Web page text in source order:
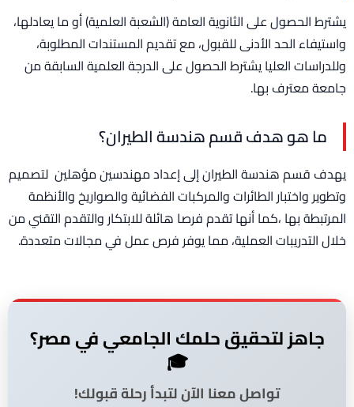
يشترط الحصول على الثانوية العامة (الشعبة العلمية) أو ما يعادلها،
واستيفاء الحد الأدنى للقبول، مع تقديم المستندات المطلوبة،
وللدراسات العليا يشترط الحصول على الدرجة العلمية السابقة من
جامعة معترف بها.
ما هو هدف قسم هندسة الطيران؟
يهدف قسم هندسة الطيران إلى إعداد مهندسين مؤهلين لتصميم
وتطوير واختبار الطائرات والمركبات الفضائية والصواريخ والأنظمة
المرتبطة بها ،كما أنها تقدم فرصا هائلة للابتكار والتقدم التقني من
خلال التدريبات العملية، مما يوفر فرص عمل في مجالات متعددة.
جاهز لتحقيق حلمك الجامعي في مصر؟
🎓
تواصل معنا الآن لتبدأ رحلة قبولك!